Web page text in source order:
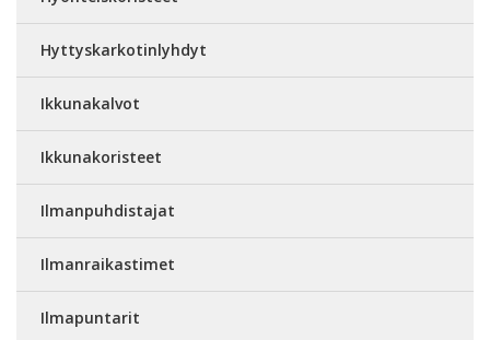
Hyttyskarkotinlyhdyt
Ikkunakalvot
Ikkunakoristeet
Ilmanpuhdistajat
Ilmanraikastimet
Ilmapuntarit